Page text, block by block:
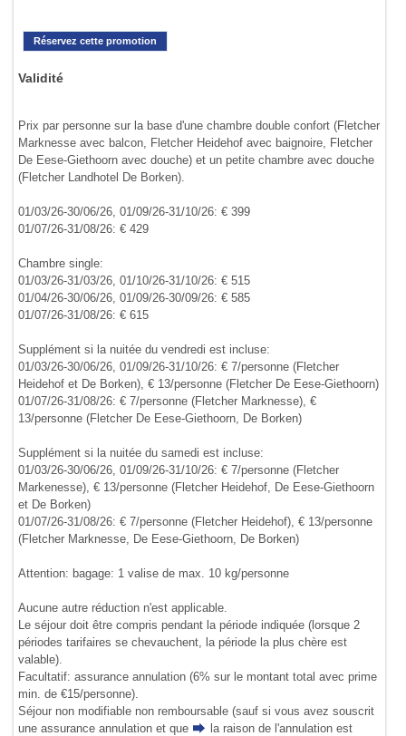
Réservez cette promotion
Validité
Prix par personne sur la base d'une chambre double confort (Fletcher
Marknesse avec balcon, Fletcher Heidehof avec baignoire, Fletcher
De Eese-Giethoorn avec douche) et un petite chambre avec douche
(Fletcher Landhotel De Borken).
01/03/26-30/06/26, 01/09/26-31/10/26: € 399
01/07/26-31/08/26: € 429
Chambre single:
01/03/26-31/03/26, 01/10/26-31/10/26: € 515
01/04/26-30/06/26, 01/09/26-30/09/26: € 585
01/07/26-31/08/26: € 615
Supplément si la nuitée du vendredi est incluse:
01/03/26-30/06/26, 01/09/26-31/10/26: € 7/personne (Fletcher
Heidehof et De Borken), € 13/personne (Fletcher De Eese-Giethoorn)
01/07/26-31/08/26: € 7/personne (Fletcher Marknesse), €
13/personne (Fletcher De Eese-Giethoorn, De Borken)
Supplément si la nuitée du samedi est incluse:
01/03/26-30/06/26, 01/09/26-31/10/26: € 7/personne (Fletcher
Markenesse), € 13/personne (Fletcher Heidehof, De Eese-Giethoorn
et De Borken)
01/07/26-31/08/26: € 7/personne (Fletcher Heidehof), € 13/personne
(Fletcher Marknesse, De Eese-Giethoorn, De Borken)
Attention: bagage: 1 valise de max. 10 kg/personne
Aucune autre réduction n'est applicable.
Le séjour doit être compris pendant la période indiquée (lorsque 2
périodes tarifaires se chevauchent, la période la plus chère est
valable).
Facultatif: assurance annulation (6% sur le montant total avec prime
min. de €15/personne).
Séjour non modifiable non remboursable (sauf si vous avez souscrit
une assurance annulation et que
la raison de l'annulation est